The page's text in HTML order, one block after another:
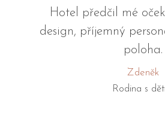
Hotel předčil mé
design, příjemný
poloha.
Zdeněk
Rodina s